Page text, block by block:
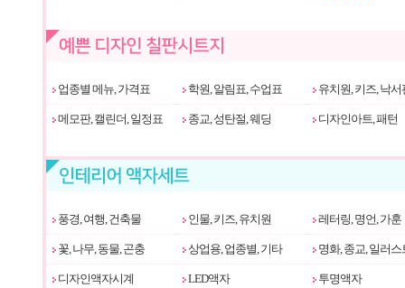
업종별 메뉴, 가격표 학원, 알림표, 수업표 유치원, 키즈, 낙서
메모판, 캘린더, 일정표 종교, 성탄절, 웨딩 디자인아트, 패턴
풍경, 여행, 건축물 인물, 키즈, 유치원 레터링, 명언, 가훈
꽃, 나무, 동물, 곤충 상업용, 업종별, 기타 명화, 종교, 일러스
디자인액자시계 LED액자 투명액자